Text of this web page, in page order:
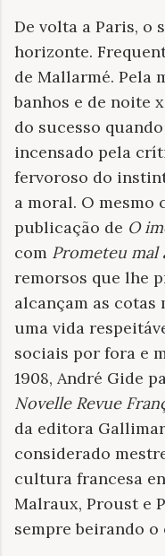
De volta a Paris, o
horizonte.
de Mallarmé. Pela
banhos e de noite
do sucesso
incensado pela
fervoroso do
a moral. O mesmo
publicação de O
com Prometeu
remorsos que lhe
alcançam as cotas
uma vida
sociais por fora e
1908, André Gide
Novelle Revue
da editora
considerado
cultura francesa
Malraux, Proust e
sempre beirando o